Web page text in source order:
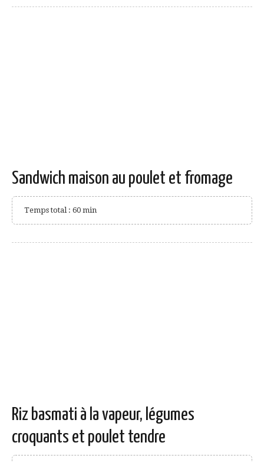
Sandwich maison au poulet et fromage
Temps total : 60 min
Riz basmati à la vapeur, légumes
croquants et poulet tendre